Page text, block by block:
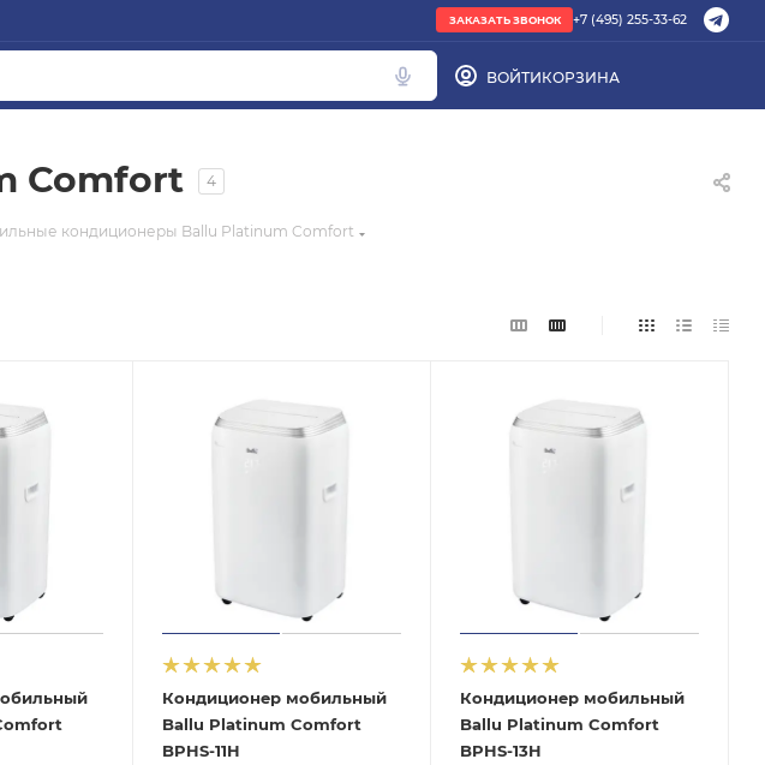
ЗАКАЗАТЬ ЗВОНОК +7 (495) 255-33-62
ВОЙТИКОРЗИНА
Comfort 4
кондиционеры Ballu Platinum Comfort
Кондиционер мобильный
Ballu Platinum Comfort
BPHS-11H
Кондиционер мобильный
Ballu Platinum Comfort
BPHS-13H
Подбор по параметрам
Не можете найти нужный товар? Наши